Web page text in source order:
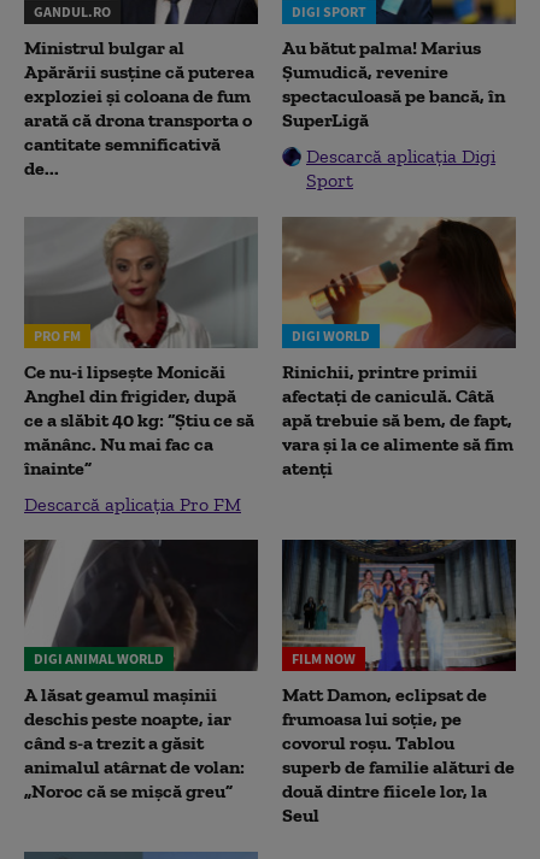
GANDUL.RO
Ministrul bulgar al
Apărării susține că puterea
exploziei și coloana de fum
arată că drona transporta o
cantitate semnificativă
de...
DIGI SPORT
Au bătut palma! Marius
Șumudică, revenire
spectaculoasă pe bancă, în
SuperLigă
Descarcă aplicația Digi
Sport
PRO FM
Ce nu-i lipsește Monicăi
Anghel din frigider, după
ce a slăbit 40 kg: “Știu ce să
mănânc. Nu mai fac ca
înainte”
Descarcă aplicația Pro FM
DIGI WORLD
Rinichii, printre primii
afectați de caniculă. Câtă
apă trebuie să bem, de fapt,
vara și la ce alimente să fim
atenți
DIGI ANIMAL WORLD
A lăsat geamul mașinii
deschis peste noapte, iar
când s-a trezit a găsit
animalul atârnat de volan:
„Noroc că se mișcă greu”
FILM NOW
Matt Damon, eclipsat de
frumoasa lui soție, pe
covorul roșu. Tablou
superb de familie alături de
două dintre fiicele lor, la
Seul